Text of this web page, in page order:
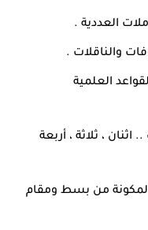
العددية .
والناقلات .
العلمية
، ثلاثة ، أربعة
من بسط ومقام